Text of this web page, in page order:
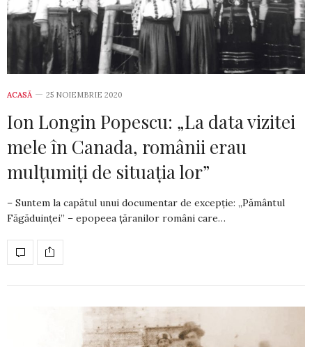
ACASĂ 25 NOIEMBRIE 2020
Ion Longin Popescu: „La data vizitei
mele în Canada, românii erau
mulțumiți de situația lor”
– Suntem la capătul unui documentar de ex­cepție: „Pământul
Făgăduinței” – epopeea ță­ranilor români care…